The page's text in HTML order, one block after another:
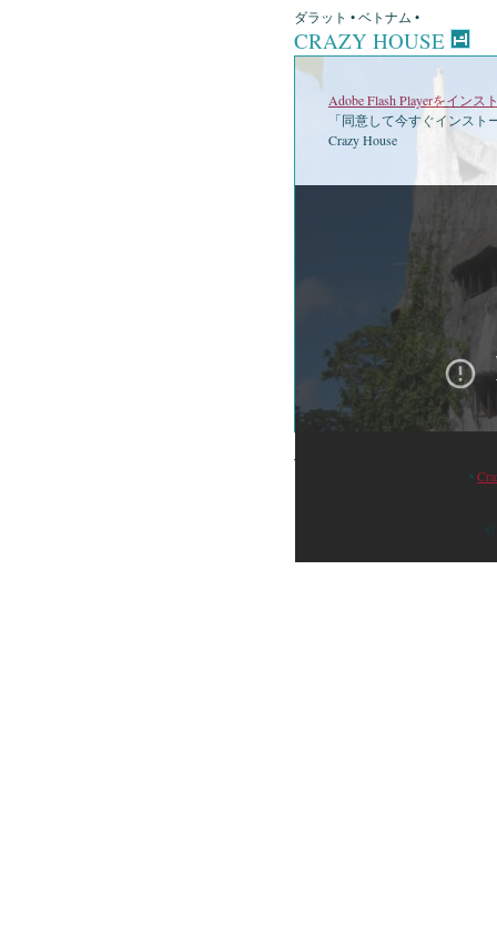
ダラット • ベトナム •
CRAZY HOUSE
Adobe Flash Playerをインス
「同意して今すぐインス
Crazy House
•
©